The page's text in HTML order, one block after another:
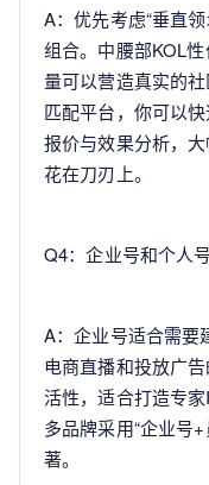
A：优先考虑“垂直
组合。中腰部KOL
量可以营造真实的
匹配平台，你可以
报价与效果分析，
花在刀刃上。
Q4：企业号和个人
A：企业号适合需要
电商直播和投放广
活性，适合打造专
多品牌采用“企业号
著。